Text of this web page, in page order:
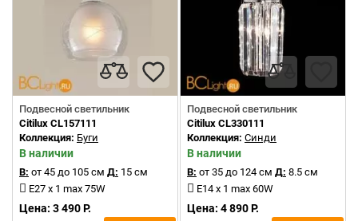
Подвесной светильник
Citilux CL157111
Коллекция: Буги
В наличии
В: от 45 до 105 см Д: 15 см
E27 x 1 max 75W
Цена: 3 490 Р.
Подвесной светильник
Citilux CL330111
Коллекция: Синди
В наличии
В: от 35 до 124 см Д: 8.5 см
E14 x 1 max 60W
Цена: 4 890 Р.